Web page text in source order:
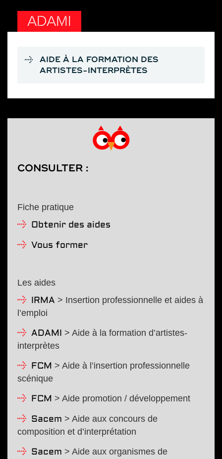
ADAMI
AIDE À LA FORMATION DES
ARTISTES-INTERPRÈTES
CONSULTER :
Fiche pratique
Obtenir des aides
Vous former
Les aides
IRMA > Insertion professionnelle et aides à
l’emploi
ADAMI > Aide à la formation d’artistes-
interprètes
FCM > Aide à l’insertion professionnelle
scénique
FCM > Aide promotion / développement
Sacem > Aide aux concours de
composition et d’interprétation
Sacem > Aide aux organismes de